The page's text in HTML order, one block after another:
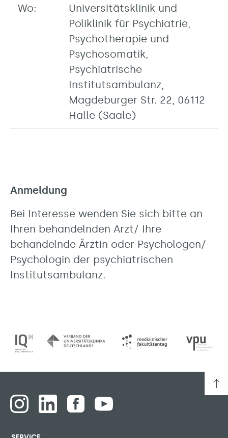
Wo:
Universitätsklinik und
Poliklinik für Psychiatrie,
Psychotherapie und
Psychosomatik,
Psychiatrische
Institutsambulanz,
Magdeburger Str. 22, 06112
Halle (Saale)
Anmeldung
Bei Interesse wenden Sie sich bitte an
Ihren behandelnden Arzt/ Ihre
behandelnde Ärztin oder Psychologen/
Psychologin der psychiatrischen
Institutsambulanz.